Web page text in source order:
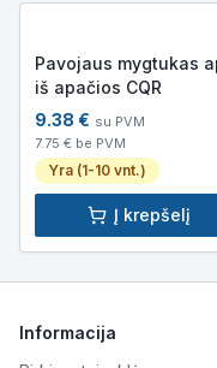
Pavojaus mygtukas
iš apačios CQR
9.38 € su PVM
7.75 € be PVM
Yra (1-10 vnt.)
Į krepšelį
Informacija